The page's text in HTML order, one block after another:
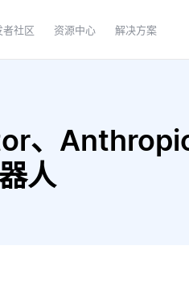
者社区 资源中心 解决方案
、
人